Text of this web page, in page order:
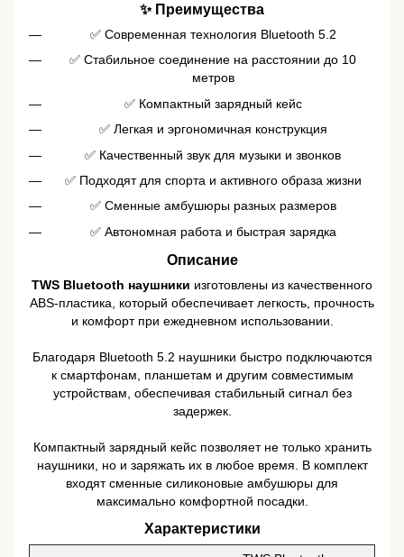
✨ Преимущества
✅ Современная технология Bluetooth 5.2
✅ Стабильное соединение на расстоянии до 10
метров
✅ Компактный зарядный кейс
✅ Легкая и эргономичная конструкция
✅ Качественный звук для музыки и звонков
✅ Подходят для спорта и активного образа жизни
✅ Сменные амбушюры разных размеров
✅ Автономная работа и быстрая зарядка
Описание
TWS Bluetooth наушники изготовлены из качественного
ABS-пластика, который обеспечивает легкость, прочность
и комфорт при ежедневном использовании.
Благодаря Bluetooth 5.2 наушники быстро подключаются
к смартфонам, планшетам и другим совместимым
устройствам, обеспечивая стабильный сигнал без
задержек.
Компактный зарядный кейс позволяет не только хранить
наушники, но и заряжать их в любое время. В комплект
входят сменные силиконовые амбушюры для
максимально комфортной посадки.
Характеристики